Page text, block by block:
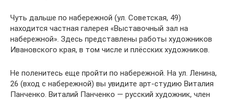
Чуть дальше по набережной (ул. Советская, 49)
находится частная галерея «Выставочный зал на
набережной». Здесь представлены работы художников
Ивановского края, в том числе и плёсских художников.
Не поленитесь еще пройти по набережной. На ул. Ленина,
26 (вход с набережной) вы увидите арт-студию Виталия
Панченко. Виталий Панченко — русский художник, член